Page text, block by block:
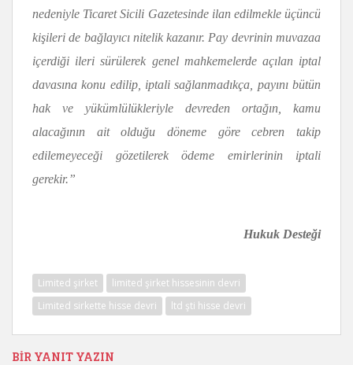
nedeniyle Ticaret Sicili Gazetesinde ilan edilmekle üçüncü
kişileri de bağlayıcı nitelik kazanır. Pay devrinin muvazaa
içerdiği ileri sürülerek genel mahkemelerde açılan iptal
davasına konu edilip, iptali sağlanmadıkça, payını bütün
hak ve yükümlülükleriyle devreden ortağın, kamu
alacağının ait olduğu döneme göre cebren takip
edilemeyeceği gözetilerek ödeme emirlerinin iptali
gerekir.”
Hukuk Desteği
Limited şirket
limited şirket hissesinin devri
Limited sirkette hisse devri
ltd şti hisse devri
BIR YANIT YAZIN